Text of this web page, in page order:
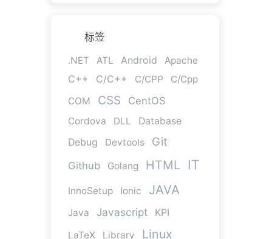
标签
.NET ATL Android
Apache
C++
C/C++ C/CPP
C/Cpp
COM
CSS CentOS
Cordova DLL
Database
Debug
Devtools Git
Github Golang HTML IT
InnoSetup Ionic JAVA
Java Javascript
KPI
LaTeX
Library Linux